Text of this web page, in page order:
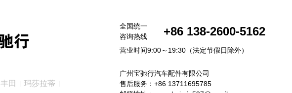
丰田 玛莎拉蒂
全国统一
咨询热线
+86 138-2600-5162
营业时间9:00～19:30（法定节假日除外）
广州宝驰行汽车配件有限公司
售后服务：+86 13711695785